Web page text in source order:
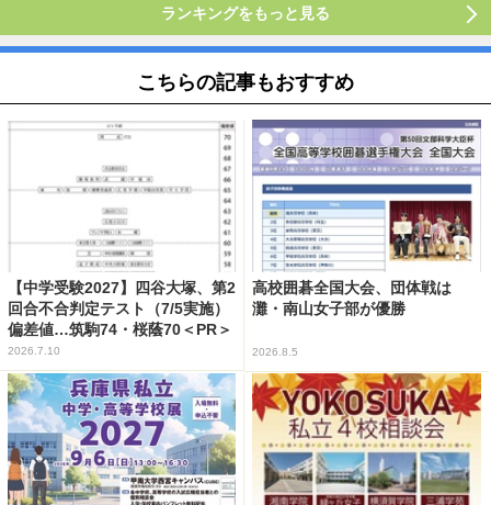
ランキングをもっと見る
こちらの記事もおすすめ
【中学受験2027】四谷大塚、第2
回合不合判定テスト（7/5実施）
偏差値…筑駒74・桜蔭70＜PR＞
2026.7.10
高校囲碁全国大会、団体戦は
灘・南山女子部が優勝
2026.8.5